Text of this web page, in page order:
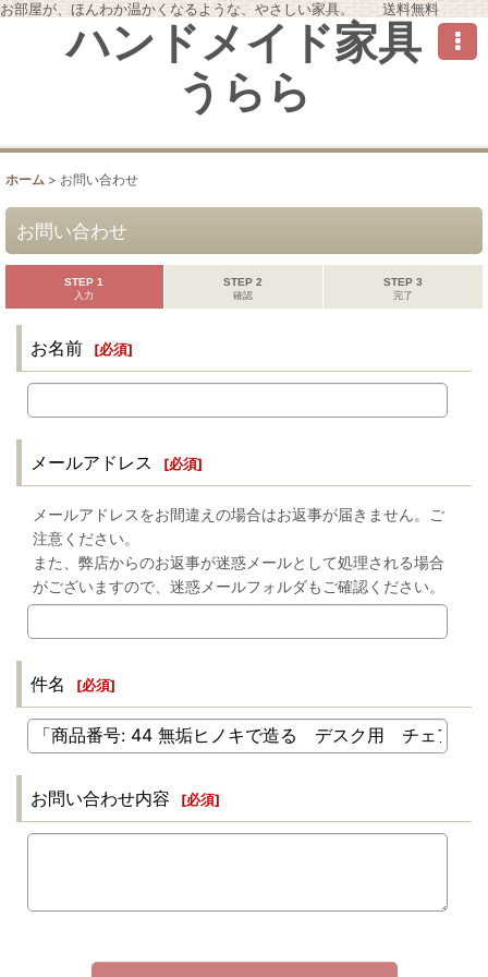
お部屋が、ほんわか温かくなるような、やさしい家具。 送料無料
ハンドメイド家具
うらら
ホーム > お問い合わせ
お問い合わせ
STEP 1
入力
STEP 2
確認
STEP 3
完了
お名前 [必須]
メールアドレス [必須]
メールアドレスをお間違えの場合はお返事が届きません。ご
注意ください。
また、弊店からのお返事が迷惑メールとして処理される場合
がございますので、迷惑メールフォルダもご確認ください。
件名 [必須]
お問い合わせ内容 [必須]